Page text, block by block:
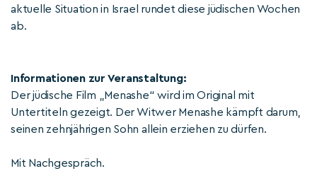
aktuelle Situation in Israel rundet diese jüdischen Wochen
ab.
Informationen zur Veranstaltung:
Der jüdische Film „Menashe“ wird im Original mit
Untertiteln gezeigt. Der Witwer Menashe kämpft darum,
seinen zehnjährigen Sohn allein erziehen zu dürfen.
Mit Nachgespräch.